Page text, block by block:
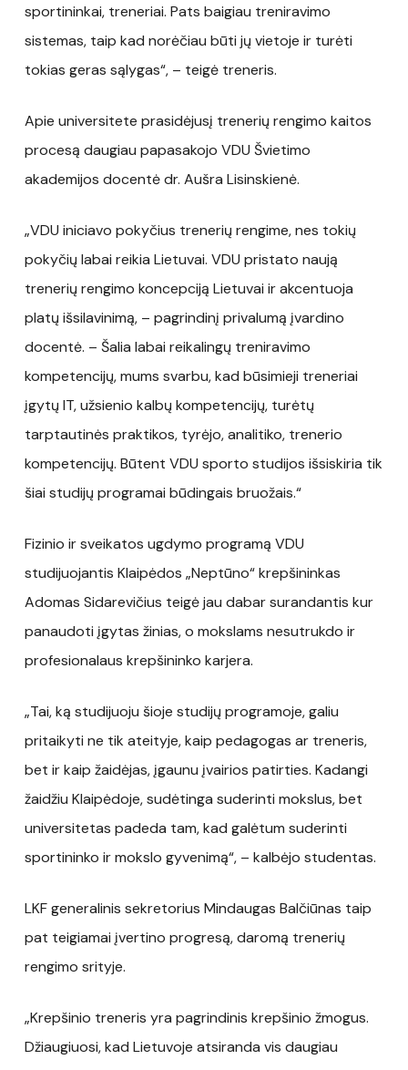
sportininkai, treneriai. Pats baigiau treniravimo
sistemas, taip kad norėčiau būti jų vietoje ir turėti
tokias geras sąlygas“, – teigė treneris.
Apie universitete prasidėjusį trenerių rengimo kaitos
procesą daugiau papasakojo VDU Švietimo
akademijos docentė dr. Aušra Lisinskienė.
„VDU iniciavo pokyčius trenerių rengime, nes tokių
pokyčių labai reikia Lietuvai. VDU pristato naują
trenerių rengimo koncepciją Lietuvai ir akcentuoja
platų išsilavinimą, – pagrindinį privalumą įvardino
docentė. – Šalia labai reikalingų treniravimo
kompetencijų, mums svarbu, kad būsimieji treneriai
įgytų IT, užsienio kalbų kompetencijų, turėtų
tarptautinės praktikos, tyrėjo, analitiko, trenerio
kompetencijų. Būtent VDU sporto studijos išsiskiria tik
šiai studijų programai būdingais bruožais.“
Fizinio ir sveikatos ugdymo programą VDU
studijuojantis Klaipėdos „Neptūno“ krepšininkas
Adomas Sidarevičius teigė jau dabar surandantis kur
panaudoti įgytas žinias, o mokslams nesutrukdo ir
profesionalaus krepšininko karjera.
„Tai, ką studijuoju šioje studijų programoje, galiu
pritaikyti ne tik ateityje, kaip pedagogas ar treneris,
bet ir kaip žaidėjas, įgaunu įvairios patirties. Kadangi
žaidžiu Klaipėdoje, sudėtinga suderinti mokslus, bet
universitetas padeda tam, kad galėtum suderinti
sportininko ir mokslo gyvenimą“, – kalbėjo studentas.
LKF generalinis sekretorius Mindaugas Balčiūnas taip
pat teigiamai įvertino progresą, daromą trenerių
rengimo srityje.
„Krepšinio treneris yra pagrindinis krepšinio žmogus.
Džiaugiuosi, kad Lietuvoje atsiranda vis daugiau